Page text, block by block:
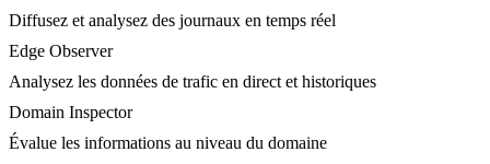
Diffusez et analysez des journaux en temps réel
Edge Observer
Analysez les données de trafic en direct et historiques
Domain Inspector
Évalue les informations au niveau du domaine